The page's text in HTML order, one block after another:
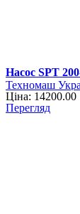
Насос SPT
Техномаш
Ціна: 14200.00
Перегляд